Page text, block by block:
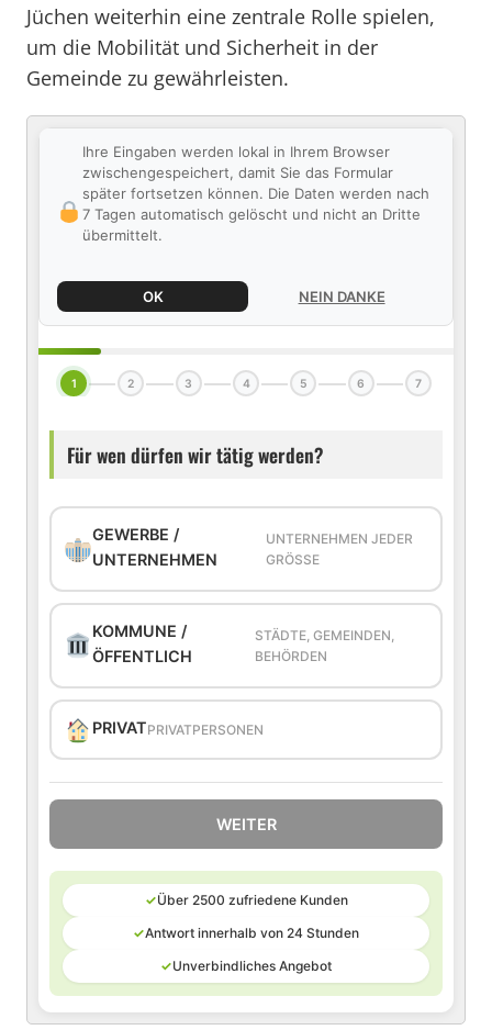
Jüchen weiterhin eine zentrale Rolle spielen,
um die Mobilität und Sicherheit in der
Gemeinde zu gewährleisten.
Ihre Eingaben werden lokal in Ihrem Browser
zwischengespeichert, damit Sie das Formular
später fortsetzen können. Die Daten werden nach
7 Tagen automatisch gelöscht und nicht an Dritte
übermittelt.
OK NEIN DANKE
1 2 3 4 5 6 7
Für wen dürfen wir tätig werden?
GEWERBE /
UNTERNEHMEN
UNTERNEHMEN JEDER
GRÖSSE
KOMMUNE /
ÖFFENTLICH
STÄDTE, GEMEINDEN,
BEHÖRDEN
PRIVATPRIVATPERSONEN
WEITER
✓Über 2500 zufriedene Kunden
✓Antwort innerhalb von 24 Stunden
✓Unverbindliches Angebot